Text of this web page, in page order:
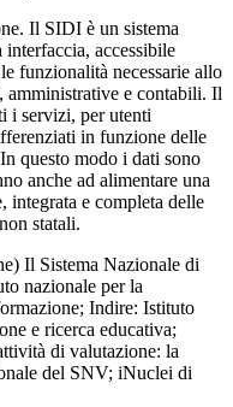
Il SIDI è un sistema
interfaccia, accessibile
funzionalità necessarie allo
amministrative e contabili. Il
i servizi, per utenti
in funzione delle
questo modo i dati sono
anche ad alimentare una
integrata e completa delle
statali.
Il Sistema Nazionale di
nazionale per la
Indire: Istituto
e ricerca educativa;
di valutazione: la
del SNV; iNuclei di